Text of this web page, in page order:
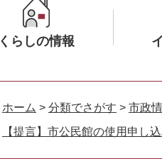
くらしの情報
ニ
ー
を
ホーム > 分類でさがす > 市政
【提言】市公民館の使用申し